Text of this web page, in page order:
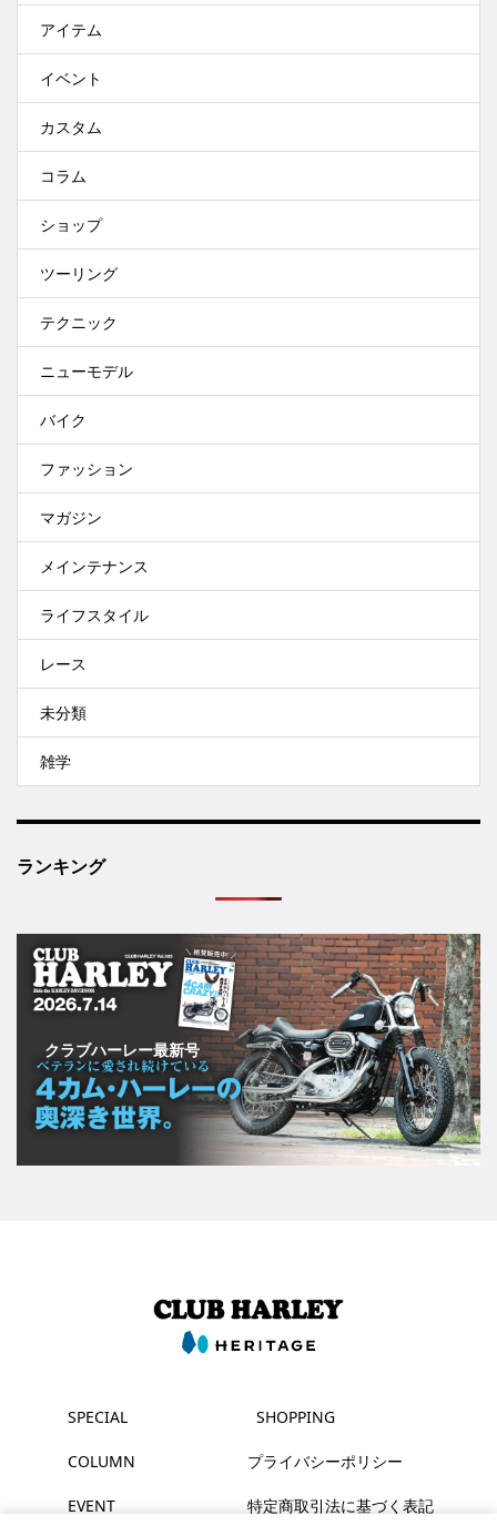
アイテム
イベント
カスタム
コラム
ショップ
ツーリング
テクニック
ニューモデル
バイク
ファッション
マガジン
メインテナンス
ライフスタイル
レース
未分類
雑学
ランキング
クラブハーレー最新号
SPECIAL
COLUMN
EVENT
SHOPPING
プライバシーポリシー
特定商取引法に基づく表記